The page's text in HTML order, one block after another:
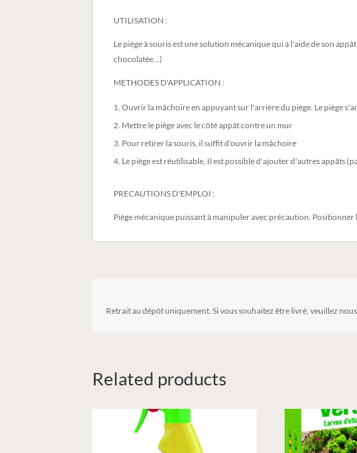
UTILISATION :
Le piège à souris est une solution mécanique qui à l'aide de son
chocolatée...)
METHODES D'APPLICATION :
Ouvrir la mâchoire en appuyant sur l'arrière du piège. Le piège
Mettre le piège avec le côté appât contre un mur
Pour retirer la souris, il suffit d'ouvrir la mâchoire
Le piège est réutilisable. Il est possible d'ajouter d'autres appâts
PRECAUTIONS D'EMPLOI :
Piège mécanique puissant à manipuler avec précaution.
Retrait au dépôt uniquement. Si vous souhaitez être livré, veuillez
Related products